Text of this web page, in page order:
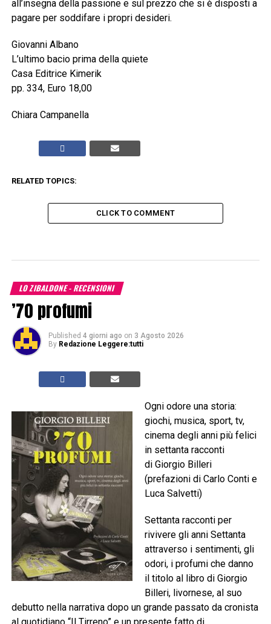
all’insegna della passione e sul prezzo che si è disposti a
pagare per soddifare i propri desideri.
Giovanni Albano
L’ultimo bacio prima della quiete
Casa Editrice Kimerik
pp. 334, Euro 18,00
Chiara Campanella
RELATED TOPICS:
CLICK TO COMMENT
LO ZIBALDONE - RECENSIONI
’70 profumi
Published 4 giorni ago on 3 Agosto 2026
By Redazione Leggere:tutti
Ogni odore una storia:
giochi, musica, sport, tv,
cinema degli anni più felici
in settanta racconti
di Giorgio Billeri
(prefazioni di Carlo Conti e
Luca Salvetti)
Settanta racconti per
rivivere gli anni Settanta
attraverso i sentimenti, gli
odori, i profumi che danno
il titolo al libro di Giorgio
Billeri, livornese, al suo
debutto nella narrativa dopo un grande passato da cronista